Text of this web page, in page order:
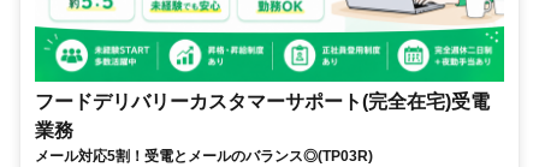
フードデリバリーカスタマーサポート(完全在宅)受電
業務
メール対応5割！受電とメールのバランス◎(TP03R)